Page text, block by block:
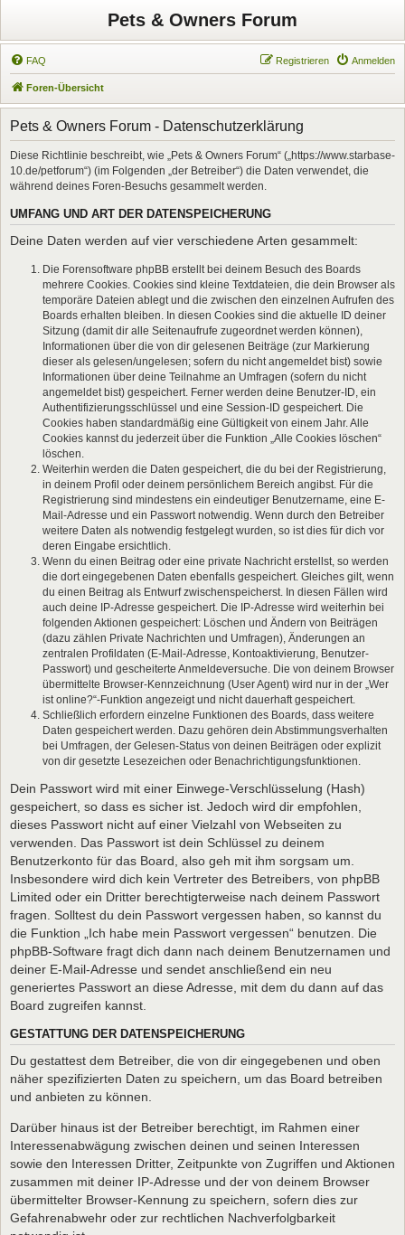
Pets & Owners Forum
FAQ Anmelden
Registrieren
Foren-Übersicht
Pets & Owners Forum - Datenschutzerklärung
Diese Richtlinie beschreibt, wie „Pets & Owners Forum“ („https://www.starbase-
10.de/petforum“) (im Folgenden „der Betreiber“) die Daten verwendet, die
während deines Foren-Besuchs gesammelt werden.
UMFANG UND ART DER DATENSPEICHERUNG
Deine Daten werden auf vier verschiedene Arten gesammelt:
Die Forensoftware phpBB erstellt bei deinem Besuch des Boards
mehrere Cookies. Cookies sind kleine Textdateien, die dein Browser als
temporäre Dateien ablegt und die zwischen den einzelnen Aufrufen des
Boards erhalten bleiben. In diesen Cookies sind die aktuelle ID deiner
Sitzung (damit dir alle Seitenaufrufe zugeordnet werden können),
Informationen über die von dir gelesenen Beiträge (zur Markierung
dieser als gelesen/ungelesen; sofern du nicht angemeldet bist) sowie
Informationen über deine Teilnahme an Umfragen (sofern du nicht
angemeldet bist) gespeichert. Ferner werden deine Benutzer-ID, ein
Authentifizierungsschlüssel und eine Session-ID gespeichert. Die
Cookies haben standardmäßig eine Gültigkeit von einem Jahr. Alle
Cookies kannst du jederzeit über die Funktion „Alle Cookies löschen“
löschen.
Weiterhin werden die Daten gespeichert, die du bei der Registrierung,
in deinem Profil oder deinem persönlichem Bereich angibst. Für die
Registrierung sind mindestens ein eindeutiger Benutzername, eine E-
Mail-Adresse und ein Passwort notwendig. Wenn durch den Betreiber
weitere Daten als notwendig festgelegt wurden, so ist dies für dich vor
deren Eingabe ersichtlich.
Wenn du einen Beitrag oder eine private Nachricht erstellst, so werden
die dort eingegebenen Daten ebenfalls gespeichert. Gleiches gilt, wenn
du einen Beitrag als Entwurf zwischenspeicherst. In diesen Fällen wird
auch deine IP-Adresse gespeichert. Die IP-Adresse wird weiterhin bei
folgenden Aktionen gespeichert: Löschen und Ändern von Beiträgen
(dazu zählen Private Nachrichten und Umfragen), Änderungen an
zentralen Profildaten (E-Mail-Adresse, Kontoaktivierung, Benutzer-
Passwort) und gescheiterte Anmeldeversuche. Die von deinem Browser
übermittelte Browser-Kennzeichnung (User Agent) wird nur in der „Wer
ist online?“-Funktion angezeigt und nicht dauerhaft gespeichert.
Schließlich erfordern einzelne Funktionen des Boards, dass weitere
Daten gespeichert werden. Dazu gehören dein Abstimmungsverhalten
bei Umfragen, der Gelesen-Status von deinen Beiträgen oder explizit
von dir gesetzte Lesezeichen oder Benachrichtigungsfunktionen.
Dein Passwort wird mit einer Einwege-Verschlüsselung (Hash)
gespeichert, so dass es sicher ist. Jedoch wird dir empfohlen,
dieses Passwort nicht auf einer Vielzahl von Webseiten zu
verwenden. Das Passwort ist dein Schlüssel zu deinem
Benutzerkonto für das Board, also geh mit ihm sorgsam um.
Insbesondere wird dich kein Vertreter des Betreibers, von phpBB
Limited oder ein Dritter berechtigterweise nach deinem Passwort
fragen. Solltest du dein Passwort vergessen haben, so kannst du
die Funktion „Ich habe mein Passwort vergessen“ benutzen. Die
phpBB-Software fragt dich dann nach deinem Benutzernamen und
deiner E-Mail-Adresse und sendet anschließend ein neu
generiertes Passwort an diese Adresse, mit dem du dann auf das
Board zugreifen kannst.
GESTATTUNG DER DATENSPEICHERUNG
Du gestattest dem Betreiber, die von dir eingegebenen und oben
näher spezifizierten Daten zu speichern, um das Board betreiben
und anbieten zu können.
Darüber hinaus ist der Betreiber berechtigt, im Rahmen einer
Interessenabwägung zwischen deinen und seinen Interessen
sowie den Interessen Dritter, Zeitpunkte von Zugriffen und Aktionen
zusammen mit deiner IP-Adresse und der von deinem Browser
übermittelter Browser-Kennung zu speichern, sofern dies zur
Gefahrenabwehr oder zur rechtlichen Nachverfolgbarkeit